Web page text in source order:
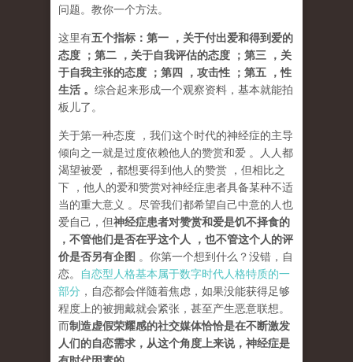
问题。教你一个方法。
这里有五个指标：第一 ，关于付出爱和得到爱的
态度 ；第二 ，关于自我评估的态度 ；第三 ，关
于自我主张的态度 ；第四 ，攻击性 ；第五 ，性
生活 。 综合起来形成一个观察资料，基本就能拍
板儿了。
关于第一种态度 ，我们这个时代的神经症的主导
倾向之一就是过度依赖他人的赞赏和爱 。人人都
渴望被爱 ，都想要得到他人的赞赏 ，但相比之
下 ，他人的爱和赞赏对神经症患者具备某种不适
当的重大意义 。尽管我们都希望自己中意的人也
爱自己，但神经症患者对赞赏和爱是饥不择食的
，不管他们是否在乎这个人 ，也不管这个人的评
价是否另有企图 。你第一个想到什么？没错，自
恋。
自恋型人格基本属于数字时代人格特质的一
部分 ，自恋都会伴随着焦虑，如果没能获得足够
程度上的被拥戴就会紧张，甚至产生恶意联想。
而制造虚假荣耀感的社交媒体恰恰是在不断激发
人们的自恋需求，从这个角度上来说，神经症是